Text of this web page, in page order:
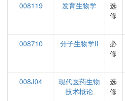
008119
发育生物学
选
修
008710
分子生物学II
必
修
008J04
现代医药生物
技术概论
选
修